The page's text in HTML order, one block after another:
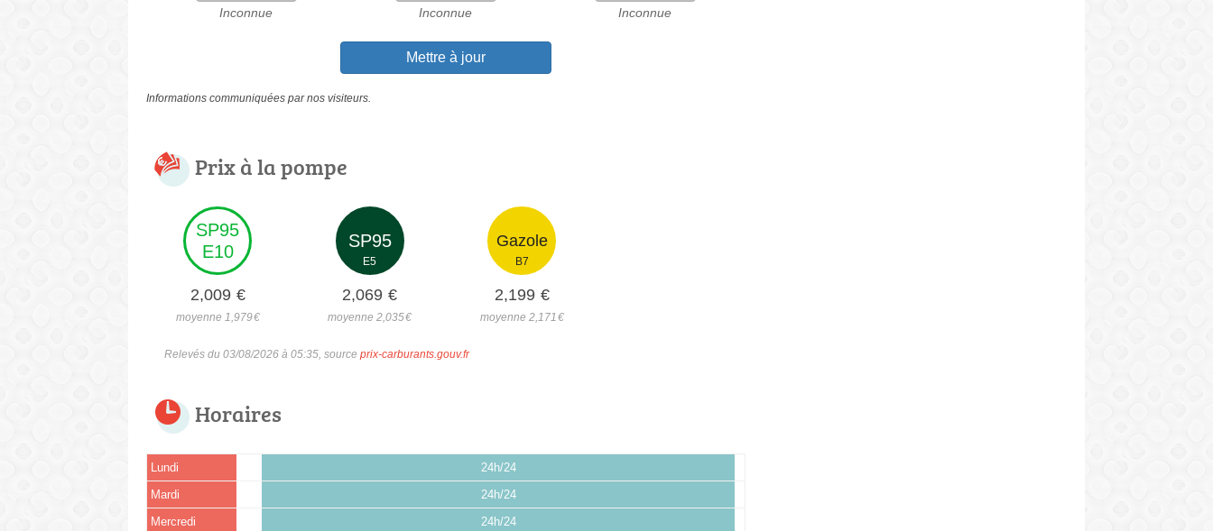
Inconnue Inconnue Inconnue
Mettre à jour
Informations communiquées par nos visiteurs.
Prix à la pompe
SP95
E10
2,009 €
moyenne 1,979€
SP95
E5
2,069 €
moyenne 2,035€
Gazole
B7
2,199 €
moyenne 2,171€
Relevés du 03/08/2026 à 05:35, source prix-carburants.gouv.fr
Horaires
Lundi 24h/24
Mardi 24h/24
Mercredi 24h/24